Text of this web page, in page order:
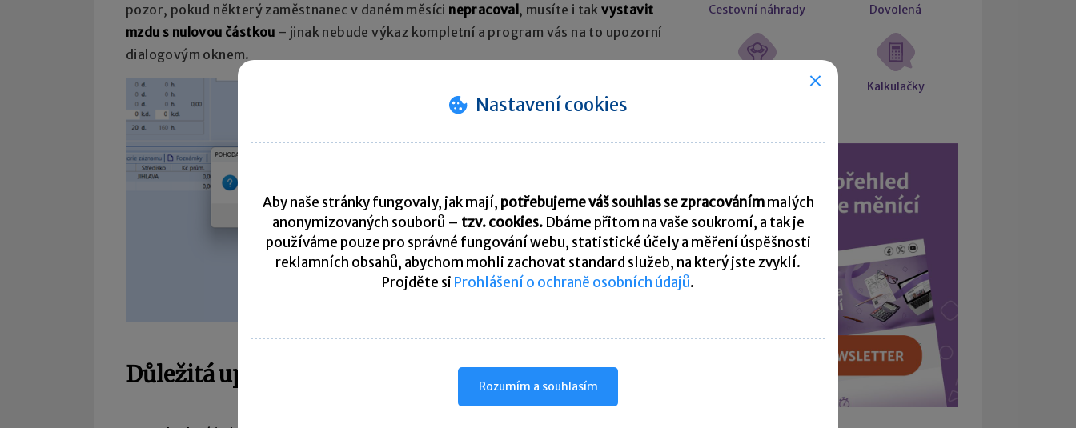
pozor, pokud některý zaměstnanec v daném měsíci nepracoval, musíte i takvystavit
mzdu s nulovou částkou – jinak nebude výkaz kompletní a program vás na to upozorní
dialogovým oknem.
Důležitá upozornění k DPP
Cestovní náhrady Dovolená
Kalkulačky
Nastavení cookies
Aby naše stránky fungovaly, jak mají, potřebujeme váš souhlas se zpracovánímmalých
anonymizovaných souborů – tzv. cookies. Dbáme přitom na vaše soukromí, a tak je
používáme pouze pro správné fungování webu, statistické účely a měření úspěšnosti
reklamních obsahů, abychom mohli zachovat standard služeb, na který jste zvyklí.
Projděte si Prohlášení o ochraně osobních údajů.
Rozumím a souhlasím